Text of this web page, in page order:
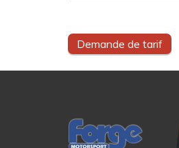
Demande de tarif